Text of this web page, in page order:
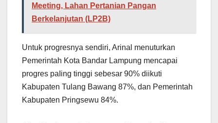
Meeting, Lahan Pertanian Pangan
Berkelanjutan (LP2B)
Untuk progresnya sendiri, Arinal menuturkan
Pemerintah Kota Bandar Lampung mencapai
progres paIing tinggi sebesar 90% diikuti
Kabupaten Tulang Bawang 87%, dan Pemerintah
Kabupaten Pringsewu 84%.